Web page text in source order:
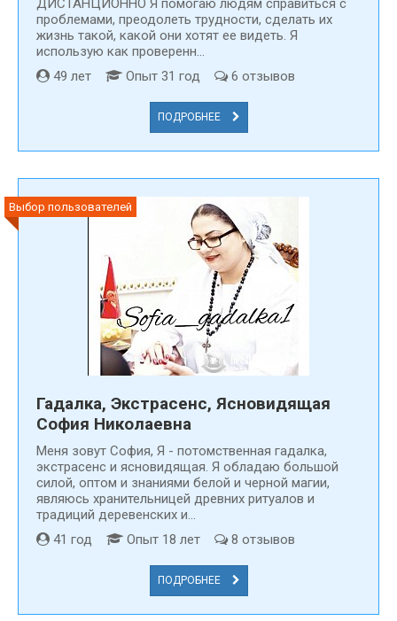
ДИСТАНЦИОННО Я помогаю людям справиться с
проблемами, преодолеть трудности, сделать их
жизнь такой, какой они хотят ее видеть. Я
использую как проверенн...
49 лет
Опыт 31 год 6 отзывов
ПОДРОБНЕЕ
Выбор пользователей
Гадалка, Экстрасенс, Ясновидящая
София Николаевна
Меня зовут Cофия, Я - потомственная гадалка,
экстрасенс и ясновидящая. Я обладаю большой
силой, оптом и знаниями белой и черной магии,
являюсь хранительницей древних ритуалов и
традиций деревенских и...
41 год
Опыт 18 лет 8 отзывов
ПОДРОБНЕЕ